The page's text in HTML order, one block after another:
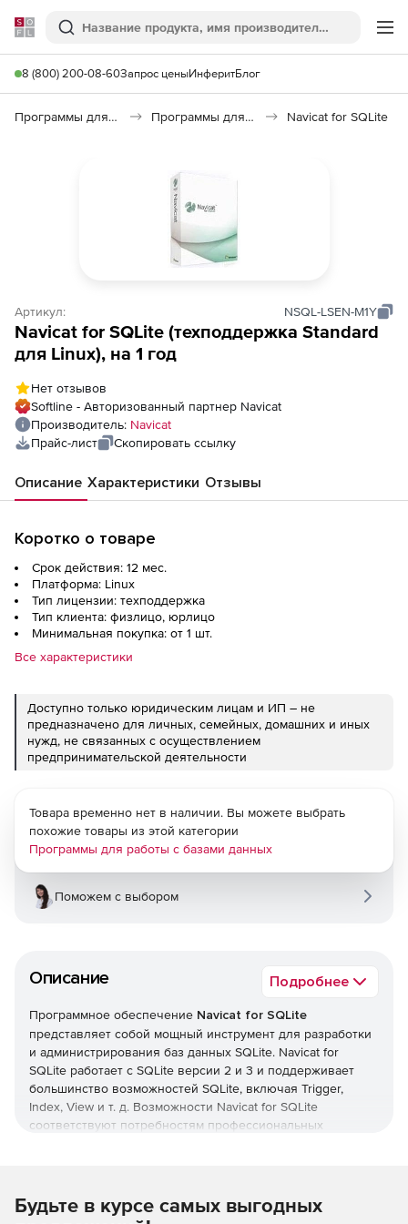
Softline
Поиск
8 (800) 200-08-60Запрос ценыИнферитБлог
Программы для программирования Программы для работы с базами данных Navicat for SQLite
Артикул: NSQL-LSEN-M1Y
Navicat for SQLite (техподдержка Standard
для Linux), на 1 год
Нет отзывов
Softline - Авторизованный партнер Navicat
Производитель: Navicat
Прайс-лист
Скопировать ссылку
Описание Характеристики Отзывы
Коротко о товаре
Срок действия: 12 мес.
Платформа: Linux
Тип лицензии: техподдержка
Тип клиента: физлицо, юрлицо
Минимальная покупка: от 1 шт.
Все характеристики
Доступно только юридическим лицам и ИП – не
предназначено для личных, семейных, домашних и иных
нужд, не связанных с осуществлением
предпринимательской деятельности
Описание Подробнее
Программное обеспечение Navicat for SQLite
представляет собой мощный инструмент для разработки
и администрирования баз данных SQLite. Navicat for
SQLite работает с SQLite версии 2 и 3 и поддерживает
большинство возможностей SQLite, включая Trigger,
Index, View и т. д. Возможности Navicat for SQLite
соответствуют потребностям профессиональных
данными SQLite. Продукт Navicat for SQLite доступен в
Товара временно нет в наличии. Вы можете выбрать
похожие товары из этой категории
Программы для работы с базами данных
Поможем с выбором
Будьте в курсе самых выгодных